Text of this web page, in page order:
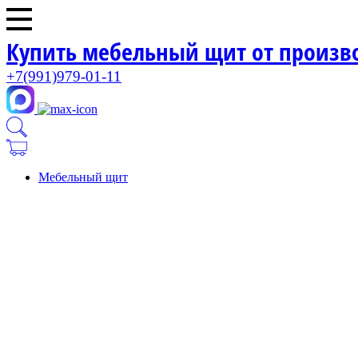
Купить мебельный щит от
+7(991)979-01-11
Мебельный щит